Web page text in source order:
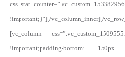
!important;}”][/vc_column_inner][/
[vc_column
!important;padding-bottom: 150px